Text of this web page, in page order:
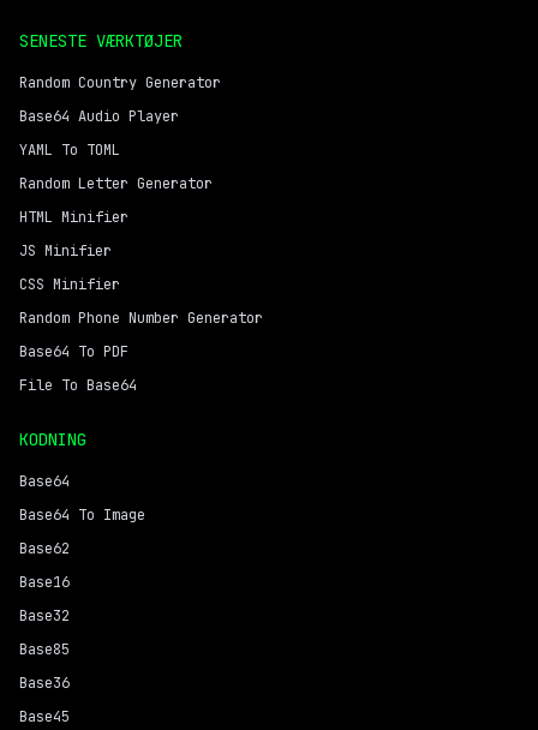
SENESTE VÆRKTØJER
Random Country Generator
Base64 Audio Player
YAML To TOML
Random Letter Generator
HTML Minifier
JS Minifier
CSS Minifier
Random Phone Number Generator
Base64 To PDF
File To Base64
KODNING
Base64
Base64 To Image
Base62
Base16
Base32
Base85
Base36
Base45